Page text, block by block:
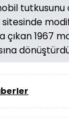
tutkusunu
çıkan 1967